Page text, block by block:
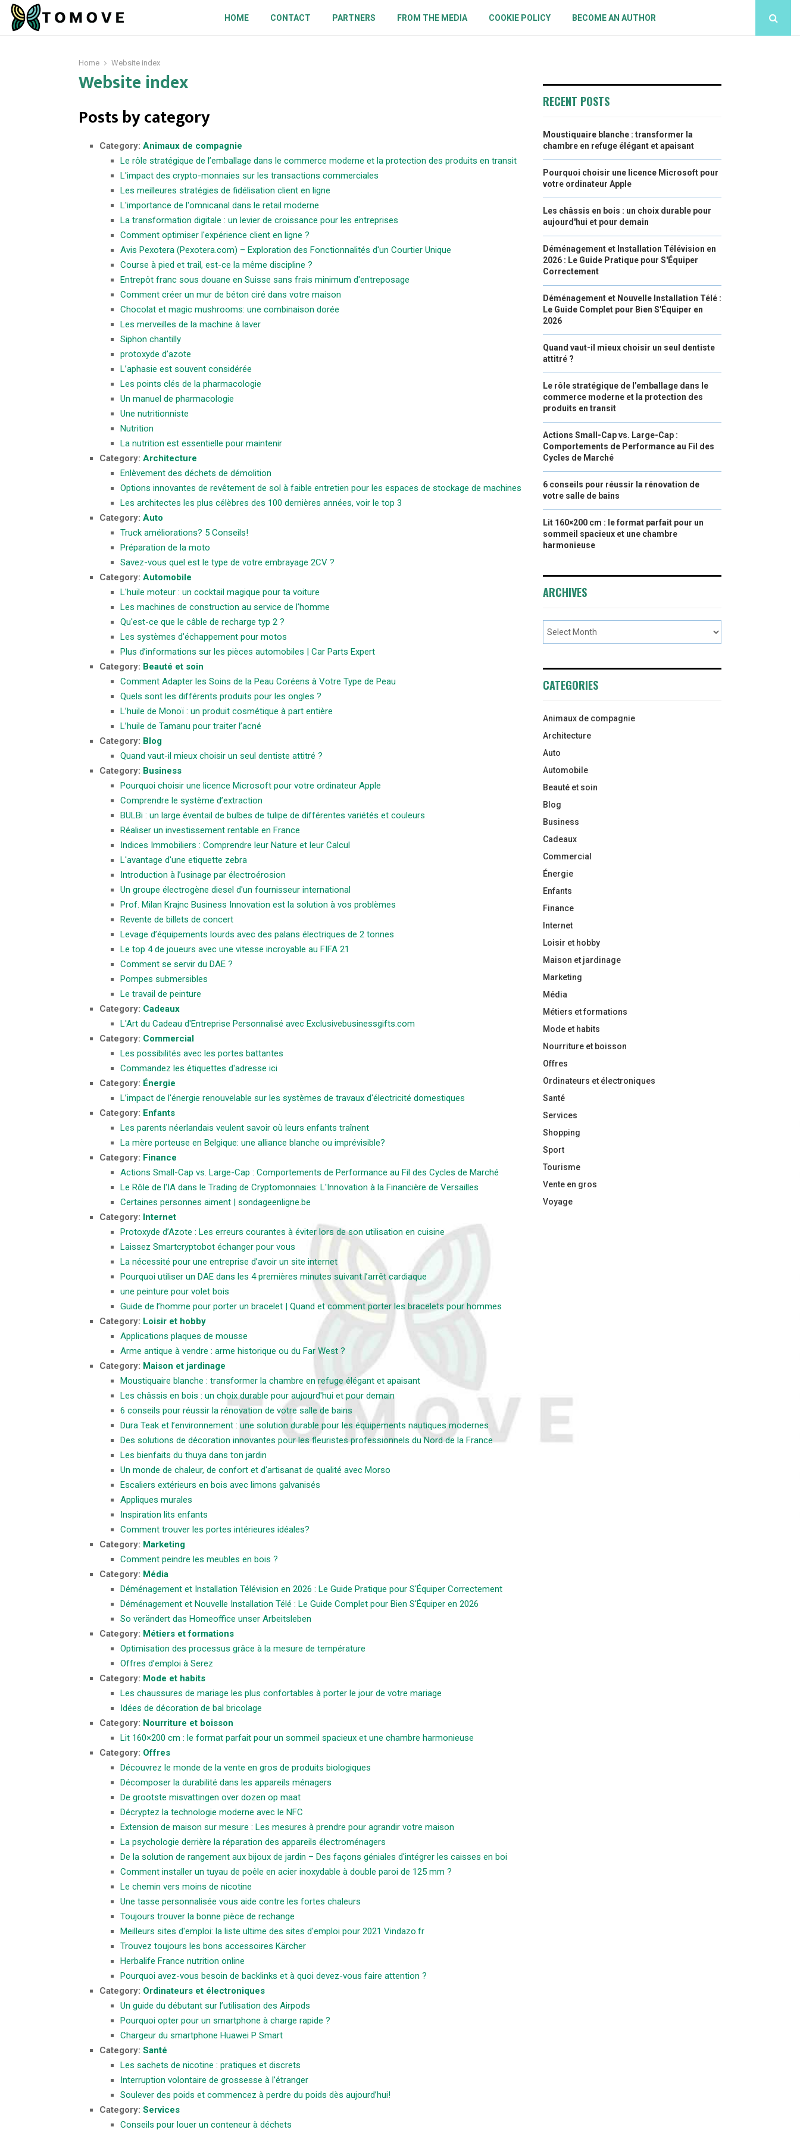
HOME CONTACT PARTNERS FROM THE MEDIA COOKIE POLICY BECOME AN AUTHOR
Home Website index
Website index
Posts by category
Category: Animaux de compagnie
Le rôle stratégique de l’emballage dans le commerce moderne et la protection des produits en transit
L'impact des crypto-monnaies sur les transactions commerciales
Les meilleures stratégies de fidélisation client en ligne
L'importance de l'omnicanal dans le retail moderne
La transformation digitale : un levier de croissance pour les entreprises
Comment optimiser l'expérience client en ligne ?
Avis Pexotera (Pexotera.com) – Exploration des Fonctionnalités d'un Courtier Unique
Course à pied et trail, est-ce la même discipline ?
Entrepôt franc sous douane en Suisse sans frais minimum d'entreposage
Comment créer un mur de béton ciré dans votre maison
Chocolat et magic mushrooms: une combinaison dorée
Les merveilles de la machine à laver
Siphon chantilly
protoxyde d’azote
L’aphasie est souvent considérée
Les points clés de la pharmacologie
Un manuel de pharmacologie
Une nutritionniste
Nutrition
La nutrition est essentielle pour maintenir
Category: Architecture
Enlèvement des déchets de démolition
Options innovantes de revêtement de sol à faible entretien pour les espaces de stockage de machines
Les architectes les plus célèbres des 100 dernières années, voir le top 3
Category: Auto
Truck améliorations? 5 Conseils!
Préparation de la moto
Savez-vous quel est le type de votre embrayage 2CV ?
Category: Automobile
L'huile moteur : un cocktail magique pour ta voiture
Les machines de construction au service de l'homme
Qu'est-ce que le câble de recharge typ 2 ?
Les systèmes d’échappement pour motos
Plus d’informations sur les pièces automobiles | Car Parts Expert
Category: Beauté et soin
Comment Adapter les Soins de la Peau Coréens à Votre Type de Peau
Quels sont les différents produits pour les ongles ?
L’huile de Monoï : un produit cosmétique à part entière
L’huile de Tamanu pour traiter l’acné
Category: Blog
Quand vaut-il mieux choisir un seul dentiste attitré ?
Category: Business
Pourquoi choisir une licence Microsoft pour votre ordinateur Apple
Comprendre le système d’extraction
BULBi : un large éventail de bulbes de tulipe de différentes variétés et couleurs
Réaliser un investissement rentable en France
Indices Immobiliers : Comprendre leur Nature et leur Calcul
L'avantage d'une etiquette zebra
Introduction à l’usinage par électroérosion
Un groupe électrogène diesel d'un fournisseur international
Prof. Milan Krajnc Business Innovation est la solution à vos problèmes
Revente de billets de concert
Levage d’équipements lourds avec des palans électriques de 2 tonnes
Le top 4 de joueurs avec une vitesse incroyable au FIFA 21
Comment se servir du DAE ?
Pompes submersibles
Le travail de peinture
Category: Cadeaux
L'Art du Cadeau d'Entreprise Personnalisé avec Exclusivebusinessgifts.com
Category: Commercial
Les possibilités avec les portes battantes
Commandez les étiquettes d'adresse ici
Category: Énergie
L’impact de l'énergie renouvelable sur les systèmes de travaux d'électricité domestiques
Category: Enfants
Les parents néerlandais veulent savoir où leurs enfants traînent
La mère porteuse en Belgique: une alliance blanche ou imprévisible?
Category: Finance
Actions Small-Cap vs. Large-Cap : Comportements de Performance au Fil des Cycles de Marché
Le Rôle de l'IA dans le Trading de Cryptomonnaies: L'Innovation à la Financière de Versailles
Certaines personnes aiment | sondageenligne.be
Category: Internet
Protoxyde d’Azote : Les erreurs courantes à éviter lors de son utilisation en cuisine
Laissez Smartcryptobot échanger pour vous
La nécessité pour une entreprise d’avoir un site internet
Pourquoi utiliser un DAE dans les 4 premières minutes suivant l’arrêt cardiaque
une peinture pour volet bois
Guide de l’homme pour porter un bracelet | Quand et comment porter les bracelets pour hommes
Category: Loisir et hobby
Applications plaques de mousse
Arme antique à vendre : arme historique ou du Far West ?
Category: Maison et jardinage
Moustiquaire blanche : transformer la chambre en refuge élégant et apaisant
Les châssis en bois : un choix durable pour aujourd'hui et pour demain
6 conseils pour réussir la rénovation de votre salle de bains
Dura Teak et l’environnement : une solution durable pour les équipements nautiques modernes
Des solutions de décoration innovantes pour les fleuristes professionnels du Nord de la France
Les bienfaits du thuya dans ton jardin
Un monde de chaleur, de confort et d'artisanat de qualité avec Morso
Escaliers extérieurs en bois avec limons galvanisés
Appliques murales
Inspiration lits enfants
Comment trouver les portes intérieures idéales?
Category: Marketing
Comment peindre les meubles en bois ?
Category: Média
Déménagement et Installation Télévision en 2026 : Le Guide Pratique pour S'Équiper Correctement
Déménagement et Nouvelle Installation Télé : Le Guide Complet pour Bien S'Équiper en 2026
So verändert das Homeoffice unser Arbeitsleben
Category: Métiers et formations
Optimisation des processus grâce à la mesure de température
Offres d’emploi à Serez
Category: Mode et habits
Les chaussures de mariage les plus confortables à porter le jour de votre mariage
Idées de décoration de bal bricolage
Category: Nourriture et boisson
Lit 160×200 cm : le format parfait pour un sommeil spacieux et une chambre harmonieuse
Category: Offres
Découvrez le monde de la vente en gros de produits biologiques
Décomposer la durabilité dans les appareils ménagers
De grootste misvattingen over dozen op maat
Décryptez la technologie moderne avec le NFC
Extension de maison sur mesure : Les mesures à prendre pour agrandir votre maison
La psychologie derrière la réparation des appareils électroménagers
De la solution de rangement aux bijoux de jardin – Des façons géniales d'intégrer les caisses en boi
Comment installer un tuyau de poêle en acier inoxydable à double paroi de 125 mm ?
Le chemin vers moins de nicotine
Une tasse personnalisée vous aide contre les fortes chaleurs
Toujours trouver la bonne pièce de rechange
Meilleurs sites d'emploi: la liste ultime des sites d'emploi pour 2021 Vindazo.fr
Trouvez toujours les bons accessoires Kärcher
Herbalife France nutrition online
Pourquoi avez-vous besoin de backlinks et à quoi devez-vous faire attention ?
Category: Ordinateurs et électroniques
Un guide du débutant sur l’utilisation des Airpods
Pourquoi opter pour un smartphone à charge rapide ?
Chargeur du smartphone Huawei P Smart
Category: Santé
Les sachets de nicotine : pratiques et discrets
Interruption volontaire de grossesse à l’étranger
Soulever des poids et commencez à perdre du poids dès aujourd’hui!
Category: Services
Conseils pour louer un conteneur à déchets
RECENT POSTS
Moustiquaire blanche : transformer la
chambre en refuge élégant et apaisant
Pourquoi choisir une licence Microsoft pour
votre ordinateur Apple
Les châssis en bois : un choix durable pour
aujourd'hui et pour demain
Déménagement et Installation Télévision en
2026 : Le Guide Pratique pour S'Équiper
Correctement
Déménagement et Nouvelle Installation Télé :
Le Guide Complet pour Bien S'Équiper en
2026
Quand vaut-il mieux choisir un seul dentiste
attitré ?
Le rôle stratégique de l’emballage dans le
commerce moderne et la protection des
produits en transit
Actions Small-Cap vs. Large-Cap :
Comportements de Performance au Fil des
Cycles de Marché
6 conseils pour réussir la rénovation de
votre salle de bains
Lit 160×200 cm : le format parfait pour un
sommeil spacieux et une chambre
harmonieuse
ARCHIVES
CATEGORIES
Animaux de compagnie
Architecture
Auto
Automobile
Beauté et soin
Blog
Business
Cadeaux
Commercial
Énergie
Enfants
Finance
Internet
Loisir et hobby
Maison et jardinage
Marketing
Média
Métiers et formations
Mode et habits
Nourriture et boisson
Offres
Ordinateurs et électroniques
Santé
Services
Shopping
Sport
Tourisme
Vente en gros
Voyage